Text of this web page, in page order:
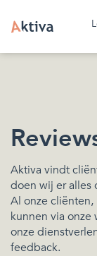
Aktiva vindt
doen wij er alles
Al onze
kunnen via onze
onze
feedback.